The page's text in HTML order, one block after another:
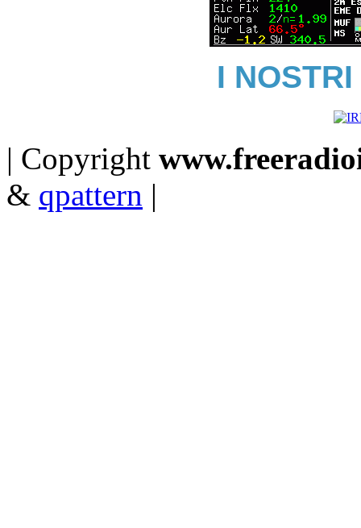
I
| Copyright
& qpattern |